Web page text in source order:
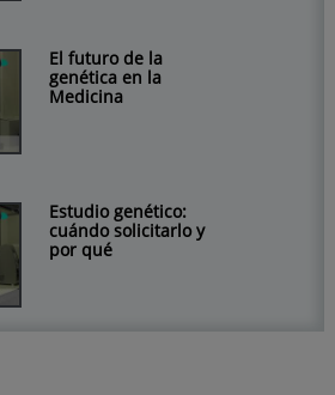
El futuro de la
genética en la
Medicina
Estudio genético:
cuándo solicitarlo y
por qué